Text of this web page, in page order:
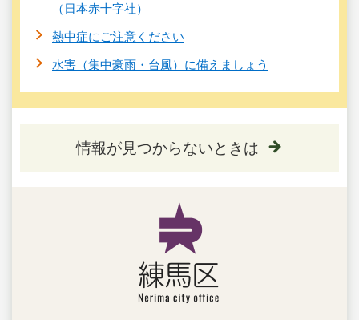
（日本赤十字社）
熱中症にご注意ください
水害（集中豪雨・台風）に備えましょう
情報が見つからないときは